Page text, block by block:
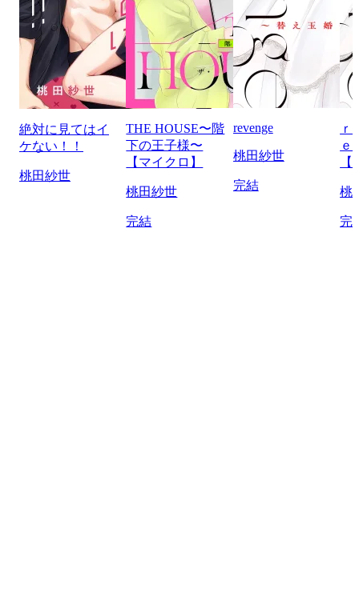
絶対に見てはイ
ケない！！
桃田紗世
THE HOUSE〜階
下の王子様〜
【マイクロ】
桃田紗世
完結
revenge
桃田紗世
完結
ｒ
ｅ
桃
完